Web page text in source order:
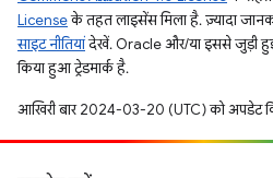
Licenseके तहत लाइसेंस मिला है. ज़्यादा
साइट नीतियांदेखें. Oracle और/या इससे जुड़ी
किया हुआ ट्रेडमार्क है.
आखिरी बार 2024-03-20 (UTC) को अपडेट